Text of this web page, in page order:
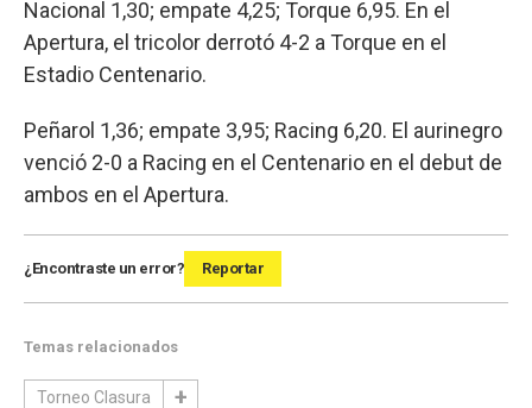
Nacional 1,30; empate 4,25; Torque 6,95. En el
Apertura, el tricolor derrotó 4-2 a Torque en el
Estadio Centenario.
Peñarol 1,36; empate 3,95; Racing 6,20. El aurinegro
venció 2-0 a Racing en el Centenario en el debut de
ambos en el Apertura.
¿Encontraste un error? Reportar
Temas relacionados
Torneo Clasura